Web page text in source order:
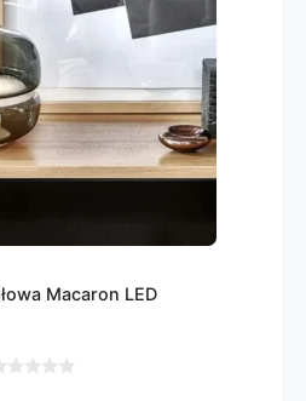
Macaron LED